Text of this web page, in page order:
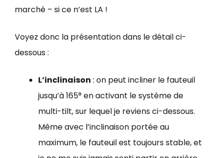
marché – si ce n’est LA !
Voyez donc la présentation dans le détail ci-
dessous :
L’inclinaison : on peut incliner le fauteuil
jusqu’à 165° en activant le système de
multi-tilt, sur lequel je reviens ci-dessous.
Même avec l’inclinaison portée au
maximum, le fauteuil est toujours stable, et